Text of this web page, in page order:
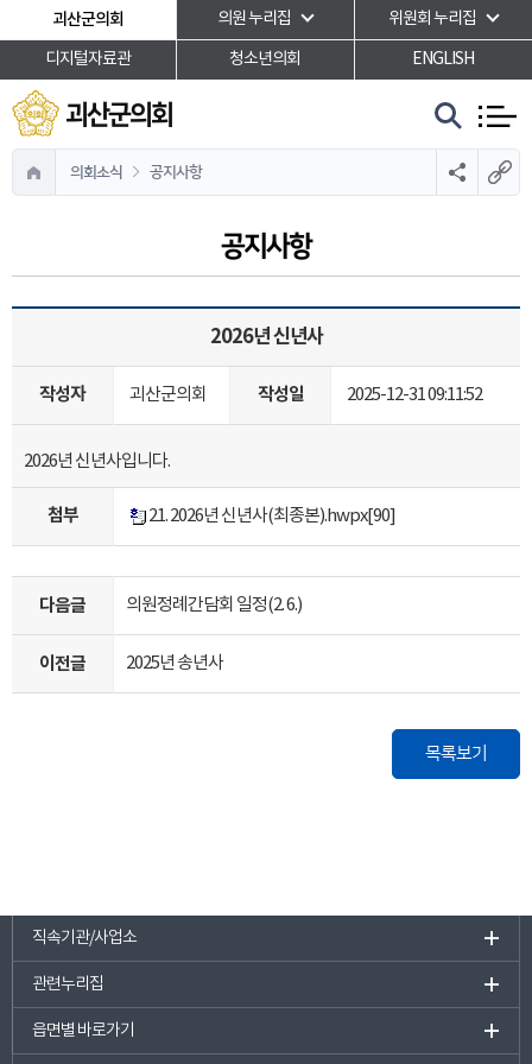
본문바로가기
괴산군의회 의원 누리집 위원회 누리집
디지털자료관 청소년의회 ENGLISH
괴산군의회
의회소식 공지사항
공지사항
2026년 신년사
작성자 괴산군의회 작성일 2025-12-31 09:11:52
2026년 신년사입니다.
첨부 21. 2026년 신년사(최종본).hwpx[90]
다음글 의원정례간담회 일정(2. 6.)
이전글 2025년 송년사
목록보기
직속기관/사업소
관련누리집
읍면별 바로가기